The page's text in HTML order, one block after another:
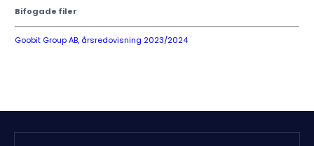
Bifogade filer
Goobit Group AB, årsredovisning 2023/2024